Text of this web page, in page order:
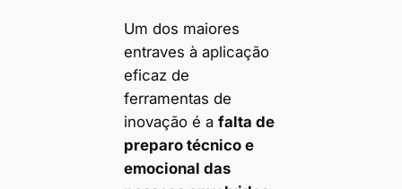
Um dos maiores
entraves à aplicação
eficaz de
ferramentas de
inovação é a falta de
preparo técnico e
emocional das